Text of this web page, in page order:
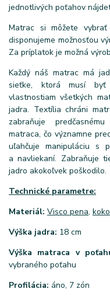
jednotlivých poťahov
Matrac si môžete
disponujeme možnosťou
Za príplatok je možná
Každý náš matrac má
sieťke, ktorá musí byť
vlastnostiam všetkých
jadra. Textília chráni
zabraňuje
matraca, čo významne
uľahčuje manipuláciu s
a navliekaní. Zabraňuje
jadro akokoľvek poškodilo.
Technické parametre:
Materiál: Visco pena,
Výška jadra: 18 cm
Výška matraca v
vybraného poťahu
Profilácia: áno, 7 zón